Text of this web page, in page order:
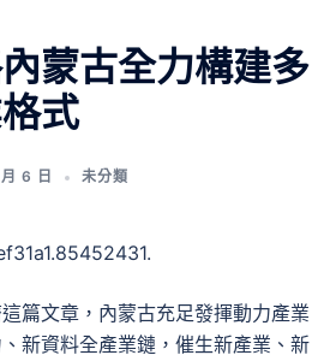
蒙古全力構建多
式
6 日 未分類
篇文章，內蒙古充足發揮動力產業
新資料全產業鏈，催生新產業、新